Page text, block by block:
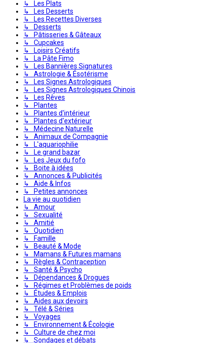
↳ Les Plats
↳ Les Desserts
↳ Les Recettes Diverses
↳ Desserts
↳ Pâtisseries & Gâteaux
↳ Cupcakes
↳ Loisirs Créatifs
↳ La Pâte Fimo
↳ Les Bannières Signatures
↳ Astrologie & Ésotérisme
↳ Les Signes Astrologiques
↳ Les Signes Astrologiques Chinois
↳ Les Rêves
↳ Plantes
↳ Plantes d'intérieur
↳ Plantes d'extérieur
↳ Médecine Naturelle
↳ Animaux de Compagnie
↳ L'aquariophilie
↳ Le grand bazar
↳ Les Jeux du fofo
↳ Boite à idées
↳ Annonces & Publicités
↳ Aide & Infos
↳ Petites annonces
La vie au quotidien
↳ Amour
↳ Sexualité
↳ Amitié
↳ Quotidien
↳ Famille
↳ Beauté & Mode
↳ Mamans & Futures mamans
↳ Règles & Contraception
↳ Santé & Psycho
↳ Dépendances & Drogues
↳ Régimes et Problèmes de poids
↳ Études & Emplois
↳ Aides aux devoirs
↳ Télé & Séries
↳ Voyages
↳ Environnement & Écologie
↳ Culture de chez moi
↳ Sondages et débats